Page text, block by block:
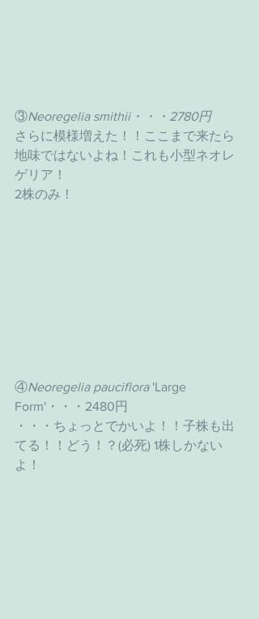
③Neoregelia smithii・・・2780円
さらに模様増えた！！ここまで来たら
地味ではないよね！これも小型ネオレ
ゲリア！
2株のみ！
④Neoregelia pauciflora 'Large
Form'・・・2480円
・・・ちょっとでかいよ！！子株も出
てる！！どう！？(必死) 1株しかない
よ！